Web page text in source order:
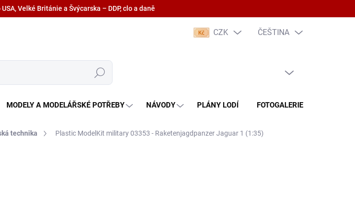
CZK ČEŠTINA
Hledat
MODELY A MODELÁŘSKÉ POTŘEBY NÁVODY PLÁNY LODÍ FOTOGALERIE
technika Plastic ModelKit military 03353 - Raketenjagdpanzer Jaguar 1 (1:35)
Velké Británie a Švýcarska – DDP, clo a daně